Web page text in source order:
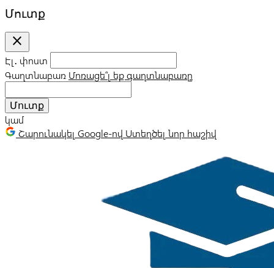
Մուտք
close
Էլ․ փոստ
Գաղտնաբառ Մոռացե՞լ եք գաղտնաբառը
Մուտք
կամ
Շարունակել Google-ով Ստեղծել նոր հաշիվ